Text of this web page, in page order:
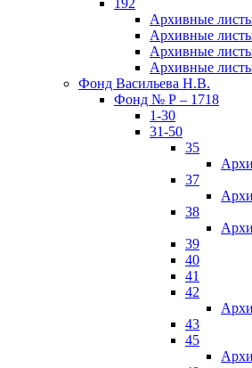
192
Архивные
Архивные
Архивные
Архивные
Фонд Васильева Н.В.
Фонд № Р – 1718
1-30
31-50
35
37
38
39
40
41
42
43
45